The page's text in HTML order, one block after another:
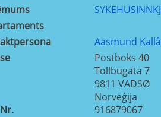
Aasmund
Postboks 40
Tollbugata 7
9811 VADSØ
Norvēģija
916879067